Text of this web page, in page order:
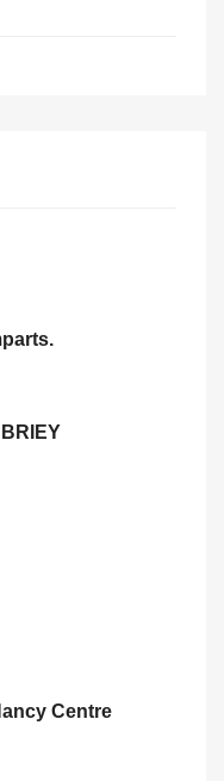
Centre